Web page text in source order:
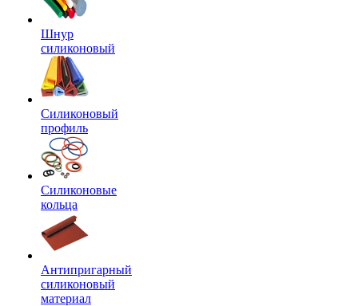
Шнур
силиконовый
Силиконовый
профиль
Силиконовые
кольца
Антипригарный
силиконовый
материал